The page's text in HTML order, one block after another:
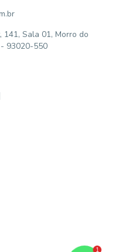
141, Sala 01, Morro do
93020-550
1